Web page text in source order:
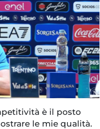
è il posto
le mie qualità.